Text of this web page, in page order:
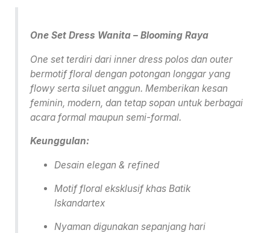
One Set Dress Wanita – Blooming Raya
One set terdiri dari inner dress polos dan outer
bermotif floral dengan potongan longgar yang
flowy serta siluet anggun. Memberikan kesan
feminin, modern, dan tetap sopan untuk berbagai
acara formal maupun semi-formal.
Keunggulan:
Desain elegan & refined
Motif floral eksklusif khas Batik
Iskandartex
Nyaman digunakan sepanjang hari